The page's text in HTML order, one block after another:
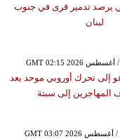
يرصد تدمير قرى في جنوب
لبنان
إلى تحرك أوروبي موحد بعد
المهاجرين إلى سبتة